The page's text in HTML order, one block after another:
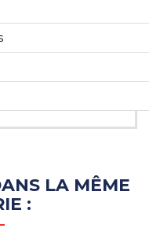
LA MÊME
: